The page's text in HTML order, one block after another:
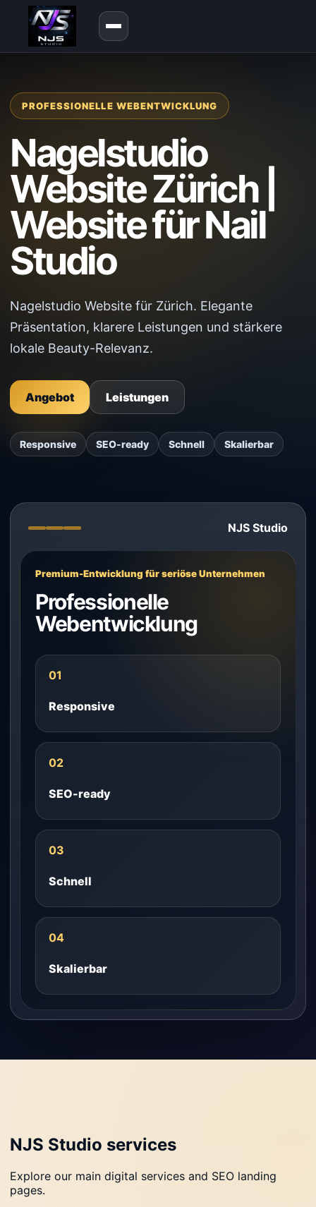
PROFESSIONELLE WEBENTWICKLUNG
Nagelstudio
Website Zürich |
Website für Nail
Studio
Nagelstudio Website für Zürich. Elegante
Präsentation, klarere Leistungen und stärkere
lokale Beauty-Relevanz.
Angebot Leistungen
Responsive SEO-ready Schnell Skalierbar
NJS Studio
Premium-Entwicklung für seriöse Unternehmen
Professionelle
Webentwicklung
01
Responsive
02
SEO-ready
03
Schnell
04
Skalierbar
NJS Studio services
Explore our main digital services and SEO landing
pages.